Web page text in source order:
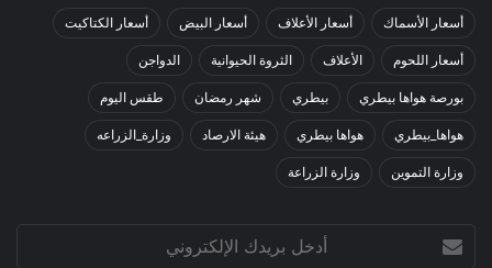
أسعار الأسماك أسعار الأعلاف أسعار البيض أسعار الكتاكيت
أسعار اللحوم الأعلاف الثروة الحيوانية الدواجن
بورصة هواها بيطري بيطري شهر رمضان طقس اليوم
هواها_بيطري هواها بيطري هيئة الارصاد وزارة_الزراعه
وزارة التموين وزارة الزراعة
بريدك